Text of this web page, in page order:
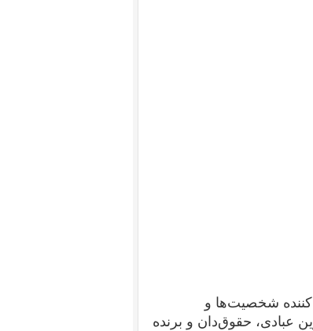
شخصیت‌ها و
عبادی، حقوق‌دان و برنده